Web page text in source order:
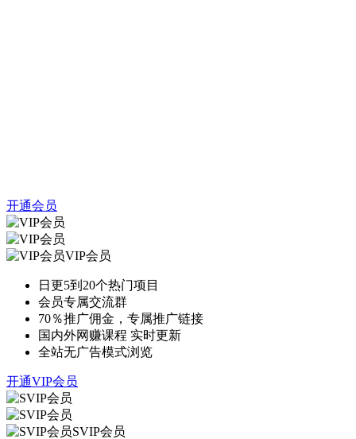
开通会员
VIP会员
日更5到20个热门项目
会员专属交流群
70％推广佣金，专属推广链接
国内外网赚课程 实时更新
全站无广告模式浏览
开通VIP会员
SVIP会员